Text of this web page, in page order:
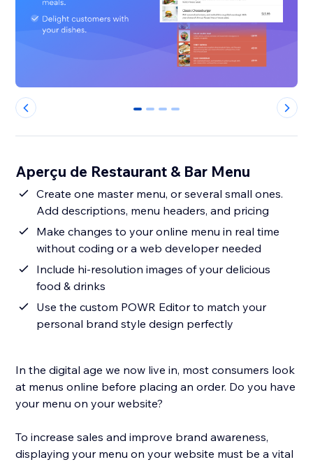
0 1 2 3
Aperçu de Restaurant & Bar Menu
Create one master menu, or several small ones.
Add descriptions, menu headers, and pricing
Make changes to your online menu in real time
without coding or a web developer needed
Include hi-resolution images of your delicious
food & drinks
Use the custom POWR Editor to match your
personal brand style design perfectly
In the digital age we now live in, most consumers look
at menus online before placing an order. Do you have
your menu on your website?
To increase sales and improve brand awareness,
displaying your menu on your website must be a vital